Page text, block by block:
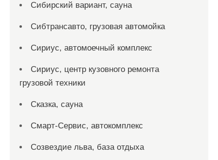
Сибирский вариант, сауна
Сибтрансавто, грузовая автомойка
Сириус, автомоечный комплекс
Сириус, центр кузовного ремонта
грузовой техники
Сказка, сауна
Смарт-Сервис, автокомплекс
Созвездие льва, база отдыха